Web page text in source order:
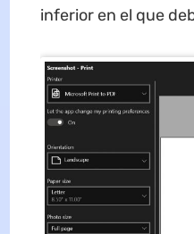
inferior en el que